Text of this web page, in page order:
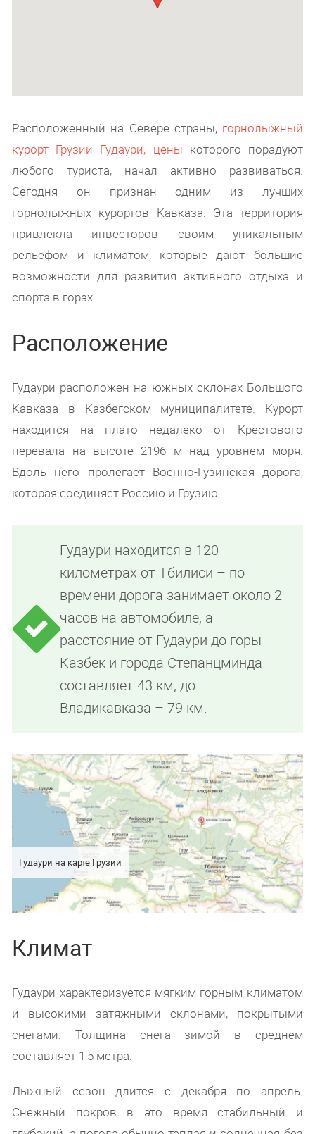
Расположенный на Севере страны, горнолыжный
курорт Грузии Гудаури, цены которого порадуют
любого туриста, начал активно развиваться.
Сегодня он признан одним из лучших
горнолыжных курортов Кавказа. Эта территория
привлекла инвесторов своим уникальным
рельефом и климатом, которые дают большие
возможности для развития активного отдыха и
спорта в горах.
Расположение
Гудаури расположен на южных склонах Большого
Кавказа в Казбегском муниципалитете. Курорт
находится на плато недалеко от Крестового
перевала на высоте 2196 м над уровнем моря.
Вдоль него пролегает Военно-Гузинская дорога,
которая соединяет Россию и Грузию.
Гудаури находится в 120
километрах от Тбилиси – по
времени дорога занимает около 2
часов на автомобиле, а
расстояние от Гудаури до горы
Казбек и города Степанцминда
составляет 43 км, до
Владикавказа – 79 км.
Гудаури на карте Грузии
Климат
Гудаури характеризуется мягким горным климатом
и высокими затяжными склонами, покрытыми
снегами. Толщина снега зимой в среднем
составляет 1,5 метра.
Лыжный сезон длится с декабря по апрель.
Снежный покров в это время стабильный и